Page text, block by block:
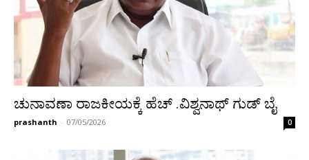
ಚುನಾವಣಾ ರಾಜಕೀಯಕ್ಕೆ ಹೆಚ್ .ವಿಶ್ವನಾಥ್ ಗುಡ್ ಬೈ
prashanth - 07/05/2026 0